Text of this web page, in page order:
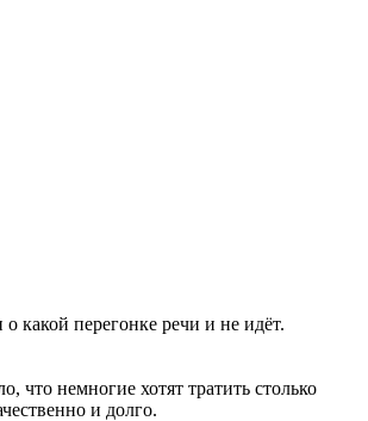
какой перегонке речи и не идёт.
что немногие хотят тратить столько
и долго.